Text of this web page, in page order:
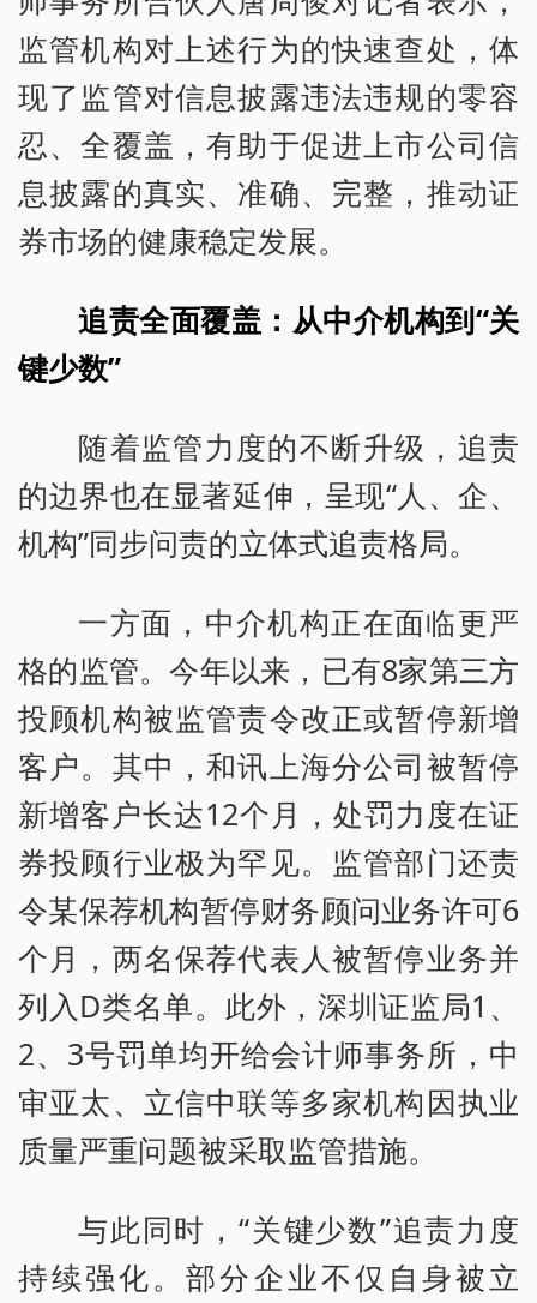
监管机构对上述行为的快速查处，体
现了监管对信息披露违法违规的零容
忍、全覆盖，有助于促进上市公司信
息披露的真实、准确、完整，推动证
券市场的健康稳定发展。
追责全面覆盖：从中介机构到“关
键少数”
随着监管力度的不断升级，追责
的边界也在显著延伸，呈现“人、企、
机构”同步问责的立体式追责格局。
一方面，中介机构正在面临更严
格的监管。今年以来，已有8家第三方
投顾机构被监管责令改正或暂停新增
客户。其中，和讯上海分公司被暂停
新增客户长达12个月，处罚力度在证
券投顾行业极为罕见。监管部门还责
令某保荐机构暂停财务顾问业务许可6
个月，两名保荐代表人被暂停业务并
列入D类名单。此外，深圳证监局1、
2、3号罚单均开给会计师事务所，中
审亚太、立信中联等多家机构因执业
质量严重问题被采取监管措施。
与此同时，“关键少数”追责力度
持续强化。部分企业不仅自身被立